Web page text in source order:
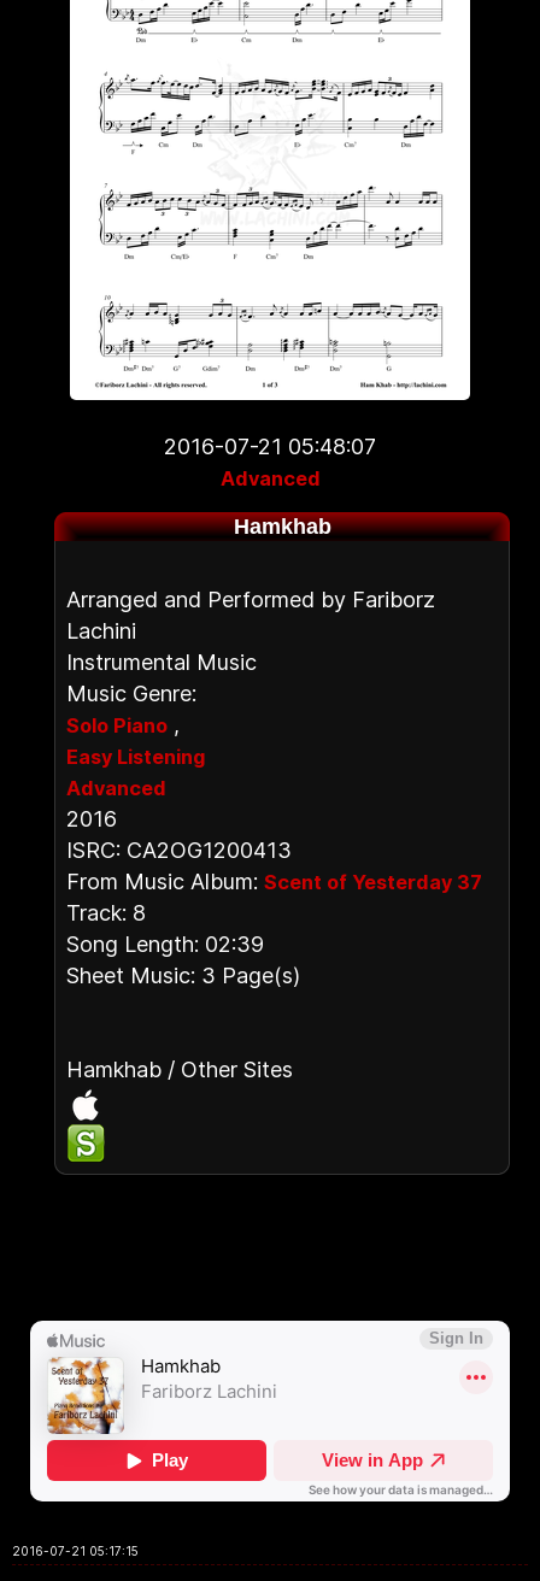
2016-07-21 05:48:07
Advanced
Hamkhab
Arranged and Performed by Fariborz
Lachini
Instrumental Music
Music Genre:
Solo Piano ,
Easy Listening
Advanced
2016
ISRC: CA2OG1200413
From Music Album: Scent of Yesterday 37
Track: 8
Song Length: 02:39
Sheet Music: 3 Page(s)
Hamkhab / Other Sites
2016-07-21 05:17:15